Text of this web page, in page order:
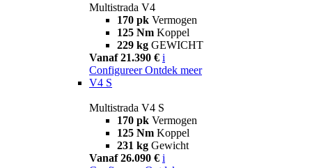
Multistrada V4
170 pk Vermogen
125 Nm Koppel
229 kg GEWICHT
Vanaf 21.390 € i
Configureer Ontdek meer
V4 S
Multistrada V4 S
170 pk Vermogen
125 Nm Koppel
231 kg Gewicht
Vanaf 26.090 € i